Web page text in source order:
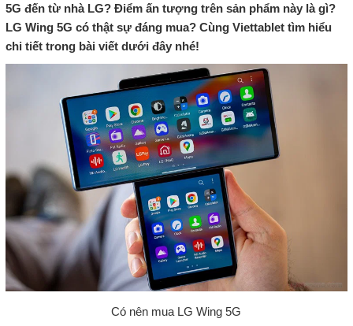
5G đến từ nhà LG? Điểm ấn tượng trên sản phẩm này là gì?
LG Wing 5G có thật sự đáng mua? Cùng Viettablet tìm hiểu
chi tiết trong bài viết dưới đây nhé!
Có nên mua LG Wing 5G